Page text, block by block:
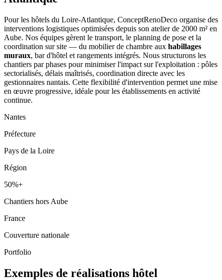
Pour les hôtels du Loire-Atlantique, ConceptRenoDeco organise des
interventions logistiques optimisées depuis son atelier de 2000 m² en
Aube. Nos équipes gèrent le transport, le planning de pose et la
coordination sur site — du mobilier de chambre aux habillages
muraux, bar d'hôtel et rangements intégrés. Nous structurons les
chantiers par phases pour minimiser l'impact sur l'exploitation : pôles
sectorialisés, délais maîtrisés, coordination directe avec les
gestionnaires nantais. Cette flexibilité d'intervention permet une mise
en œuvre progressive, idéale pour les établissements en activité
continue.
Nantes
Préfecture
Pays de la Loire
Région
50%+
Chantiers hors Aube
France
Couverture nationale
Portfolio
Exemples de réalisations hôtel